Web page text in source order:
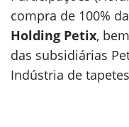
compra de 100%
Holding Petix,
das subsidiárias
Indústria de